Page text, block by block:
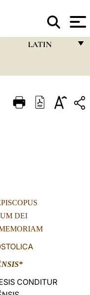
LATIN
ITALIANO
中文
LATINE
DEI
CONDITUR